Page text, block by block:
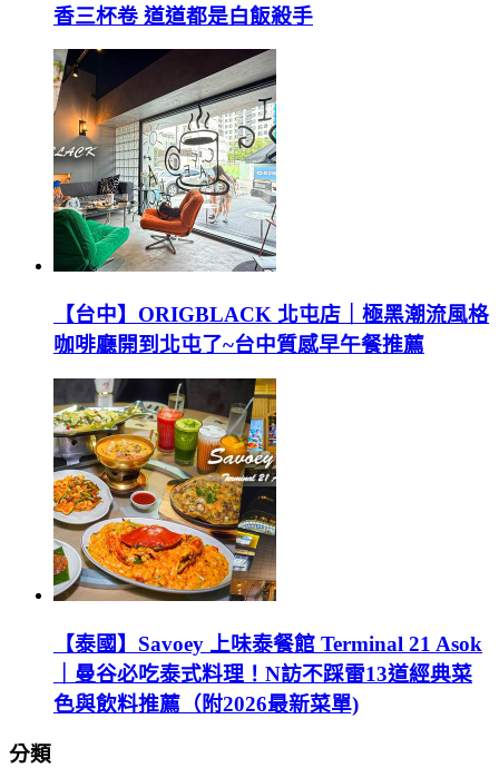
香三杯卷 道道都是白飯殺手
【台中】ORIGBLACK 北屯店｜極黑潮流風格
咖啡廳開到北屯了~台中質感早午餐推薦
【泰國】Savoey 上味泰餐館 Terminal 21 Asok
｜曼谷必吃泰式料理！N訪不踩雷13道經典菜
色與飲料推薦（附2026最新菜單)
分類